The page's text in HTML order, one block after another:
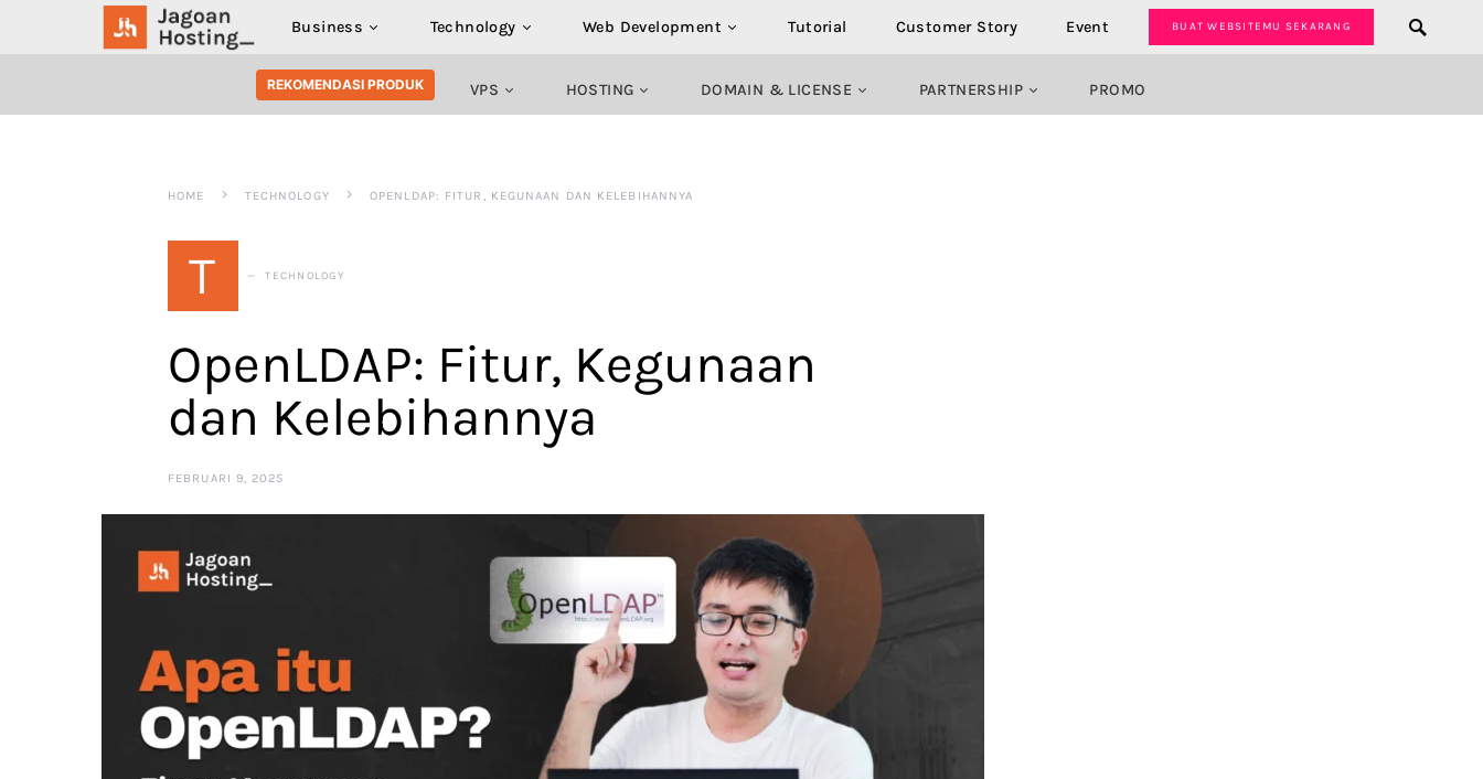
Business Technology Web Development Tutorial Customer Story Event BUAT WEBSITEMU SEKARANG
SEARCH FOR:
REKOMENDASI PRODUK VPS HOSTING DOMAIN & LICENSE PARTNERSHIP PROMO
HOME TECHNOLOGY OPENLDAP: FITUR, KEGUNAAN DAN KELEBIHANNYA
T TECHNOLOGY
OpenLDAP: Fitur, Kegunaan
dan Kelebihannya
FEBRUARI 9, 2025